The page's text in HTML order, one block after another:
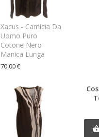
Xacus - Camicia Da
Uomo Puro
Cotone Nero
Manica Lunga
70,00 €